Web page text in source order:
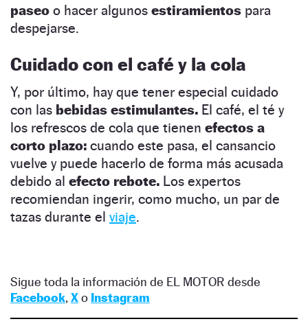
paseo o hacer algunos estiramientos para
despejarse.
Cuidado con el café y la cola
Y, por último, hay que tener especial cuidado
con las bebidas estimulantes. El café, el té y
los refrescos de cola que tienen efectos a
corto plazo: cuando este pasa, el cansancio
vuelve y puede hacerlo de forma más acusada
debido al efecto rebote. Los expertos
recomiendan ingerir, como mucho, un par de
tazas durante el viaje.
Sigue toda la información de EL MOTOR desde
Facebook, Xo Instagram